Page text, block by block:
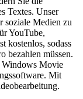
Textes. Unser
soziale Medien zu
YouTube,
kostenlos, sodass
bezahlen müssen.
Windows Movie
Mit